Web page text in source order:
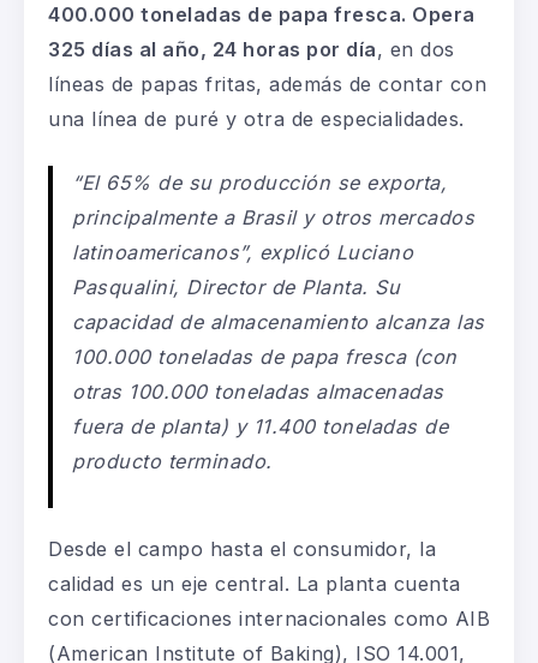
400.000 toneladas de papa fresca. Opera
325 días al año, 24 horas por día, en dos
líneas de papas fritas, además de contar con
una línea de puré y otra de especialidades.
“El 65% de su producción se exporta,
principalmente a Brasil y otros mercados
latinoamericanos”, explicó Luciano
Pasqualini, Director de Planta. Su
capacidad de almacenamiento alcanza las
100.000 toneladas de papa fresca (con
otras 100.000 toneladas almacenadas
fuera de planta) y 11.400 toneladas de
producto terminado.
Desde el campo hasta el consumidor, la
calidad es un eje central. La planta cuenta
con certificaciones internacionales como AIB
(American Institute of Baking), ISO 14.001,